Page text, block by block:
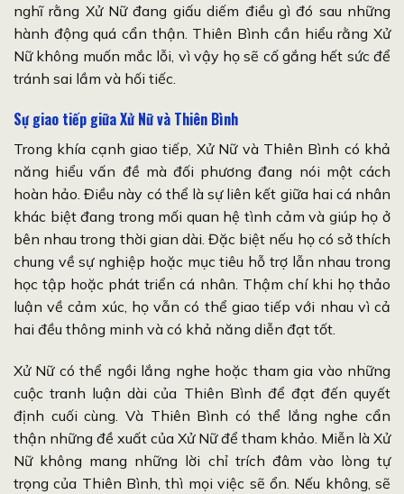
nghĩ rằng Xử Nữ đang giấu diếm điều gì đó sau những
hành động quá cẩn thận. Thiên Bình cần hiểu rằng Xử
Nữ không muốn mắc lỗi, vì vậy họ sẽ cố gắng hết sức để
tránh sai lầm và hối tiếc.
Sự giao tiếp giữa Xử Nữ và Thiên Bình
Trong khía cạnh giao tiếp, Xử Nữ và Thiên Bình có khả
năng hiểu vấn đề mà đối phương đang nói một cách
hoàn hảo. Điều này có thể là sự liên kết giữa hai cá nhân
khác biệt đang trong mối quan hệ tình cảm và giúp họ ở
bên nhau trong thời gian dài. Đặc biệt nếu họ có sở thích
chung về sự nghiệp hoặc mục tiêu hỗ trợ lẫn nhau trong
học tập hoặc phát triển cá nhân. Thậm chí khi họ thảo
luận về cảm xúc, họ vẫn có thể giao tiếp với nhau vì cả
hai đều thông minh và có khả năng diễn đạt tốt.
Xử Nữ có thể ngồi lắng nghe hoặc tham gia vào những
cuộc tranh luận dài của Thiên Bình để đạt đến quyết
định cuối cùng. Và Thiên Bình có thể lắng nghe cẩn
thận những đề xuất của Xử Nữ để tham khảo. Miễn là Xử
Nữ không mang những lời chỉ trích đâm vào lòng tự
trọng của Thiên Bình, thì mọi việc sẽ ổn. Nếu không, sẽ